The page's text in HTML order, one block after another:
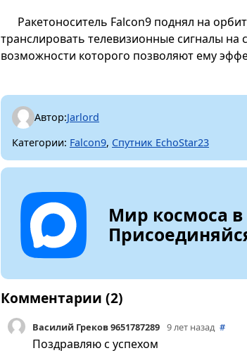
Ракетоноситель Falcon9 поднял на
транслировать телевизионные сигналы
возможности которого позволяют ему
Автор:Jarlord
Категории: Falcon9, Спутник EchoStar23
Мир космоса в
Комментарии (2)
Василий Греков 9651787289 9 лет назад #
Поздравляю с успехом